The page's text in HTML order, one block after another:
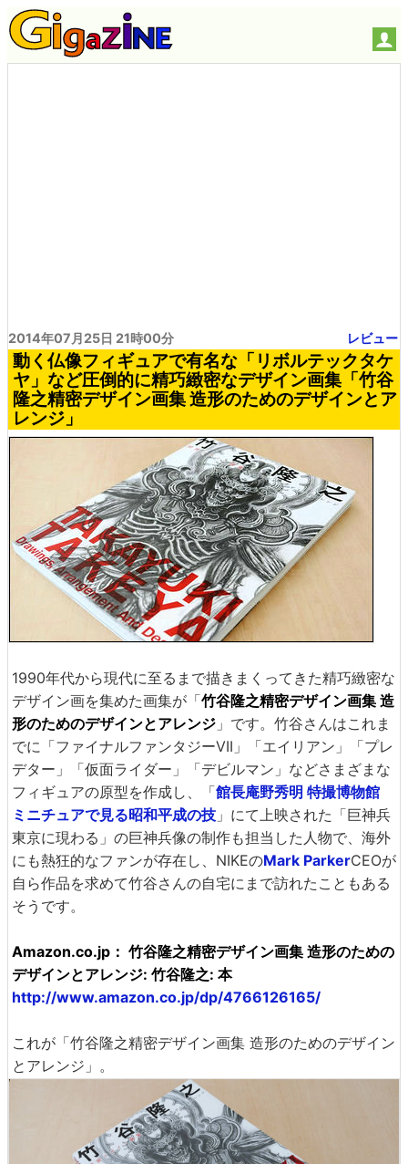
2014年07月25日 21時00分 レビュー
動く仏像フィギュアで有名な「リボルテックタケ
ヤ」など圧倒的に精巧緻密なデザイン画集「竹谷
隆之精密デザイン画集 造形のためのデザインとア
レンジ」
1990年代から現代に至るまで描きまくってきた精巧緻密な
デザイン画を集めた画集が「竹谷隆之精密デザイン画集 造
形のためのデザインとアレンジ 」です。竹谷さんはこれま
でに「ファイナルファンタジーVII」「エイリアン」「プレ
デター」「仮面ライダー」「デビルマン」などさまざまな
フィギュアの原型を作成し、「館長庵野秀明 特撮博物館
ミニチュアで見る昭和平成の技 」にて上映された「巨神兵
東京に現わる」の巨神兵像の制作も担当した人物で、海外
にも熱狂的なファンが存在し、NIKEのMark ParkerCEOが
自ら作品を求めて竹谷さんの自宅にまで訪れたこともある
そうです。
Amazon.co.jp： 竹谷隆之精密デザイン画集 造形のための
デザインとアレンジ: 竹谷隆之: 本
http://www.amazon.co.jp/dp/4766126165/
これが「竹谷隆之精密デザイン画集 造形のためのデザイン
とアレンジ」。